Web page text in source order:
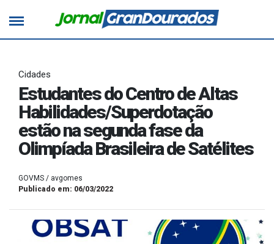
Cidades
Estudantes do Centro de Altas
Habilidades/Superdotação
estão na segunda fase da
Olimpíada Brasileira de Satélites
GOVMS / avgomes
Publicado em: 06/03/2022